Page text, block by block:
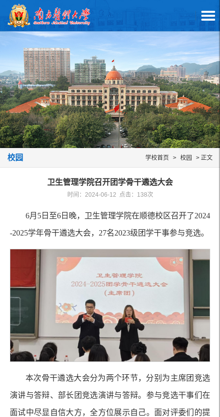
校园 学校首页 > 校园 > 正文
卫生管理学院召开团学骨干遴选大会
时间：2024-06-12 点击： 138次
6月5日至6日晚，卫生管理学院在顺德校区召开了2024
-2025学年骨干遴选大会，27名2023级团学干事参与竞选。
本次骨干遴选大会分为两个环节，分别为主席团竞选
演讲与答辩、部长团竞选演讲与答辩。参与竞选干事们在
面试中尽显自信大方，全方位展示自己。面对评委们的提